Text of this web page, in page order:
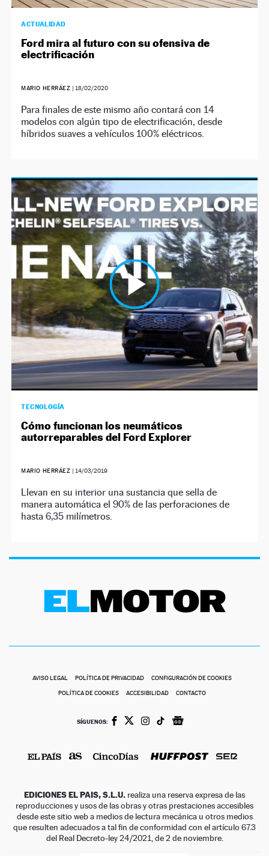
ACTUALIDAD
Ford mira al futuro con su ofensiva de
electrificación
MARIO HERRÁEZ | 18/02/2020
Para finales de este mismo año contará con 14
modelos con algún tipo de electrificación, desde
híbridos suaves a vehículos 100% eléctricos.
TECNOLOGÍA
Cómo funcionan los neumáticos
autorreparables del Ford Explorer
MARIO HERRÁEZ | 14/03/2019
Llevan en su interior una sustancia que sella de
manera automática el 90% de las perforaciones de
hasta 6,35 milímetros.
AVISO LEGAL POLÍTICA DE PRIVACIDAD CONFIGURACIÓN DE COOKIES
POLÍTICA DE COOKIES ACCESIBILIDAD CONTACTO
SÍGUENOS:
EDICIONES EL PAIS, S.L.U. realiza una reserva expresa de las
reproducciones y usos de las obras y otras prestaciones accesibles
desde este sitio web a medios de lectura mecánica u otros medios
que resulten adecuados a tal fin de conformidad con el artículo 67.3
del Real Decreto-ley 24/2021, de 2 de noviembre.